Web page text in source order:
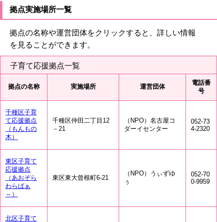
拠点実施場所一覧
拠点の名称や運営団体をクリックすると、詳しい情報
を見ることができます。
子育て応援拠点一覧
拠点の名称 実施場所 運営団体
電話番
号
千種区子育
て応援拠点
（もんもの
木）
千種区仲田二丁目12
－21
（NPO）名古屋コ
ダーイセンター
052-73
4-2320
東区子育て
応援拠点
（あおぞら
わらばぁ
～）
東区東大曾根町6-21
（NPO）うぃずゆ
ぅ
052-70
0-9959
北区子育て